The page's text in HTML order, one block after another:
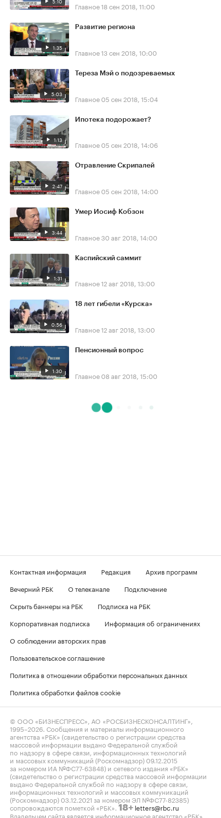
Главное18 сен 2018, 11:00
1:35
Развитие региона
Главное13 сен 2018, 10:00
5:03
Тереза Мэй о подозреваемых
Главное 05 сен 2018, 15:04
1:13
Ипотека подорожает?
Главное 05 сен 2018, 14:06
2:47
Отравление Скрипалей
Главное 05 сен 2018, 14:00
3:44
Умер Иосиф Кобзон
Главное30 авг 2018, 14:00
1:31
Каспийский саммит
Главное12 авг 2018, 13:00
0:56
18 лет гибели «Курска»
Главное12 авг 2018, 13:00
1:30
Пенсионный вопрос
Главное 08 авг 2018, 15:00
Контактная информация Редакция
Архив программ
Вечерний РБК
О телеканале
Подключение
Скрыть баннеры на РБК
Подписка на РБК
Корпоративная подписка
Информация об ограничениях
О соблюдении авторских прав
Пользовательское соглашение
Политика в отношении обработки персональных данных
Политика обработки файлов cookie
© ООО «БИЗНЕСПРЕСС», АО «РОСБИЗНЕСКОНСАЛТИНГ»,
1995–2026 . Сообщения и материалы информационного
агентства «РБК» (свидетельство о регистрации средства
массовой информации выдано Федеральной службой
по надзору в сфере связи, информационных технологий
и массовых коммуникаций (Роскомнадзор) 09.12.2015
за номером ИА №ФС77-63848) и сетевого издания «РБК»
(свидетельство о регистрации средства массовой информации
выдано Федеральной службой по надзору в сфере связи,
информационных технологий и массовых коммуникаций
(Роскомнадзор) 03.12.2021 за номером ЭЛ №ФС77-82385)
сопровождаются пометкой «РБК». 18+ letters@rbc.ru
Владельцем сайта является информационное агентство «РБК».